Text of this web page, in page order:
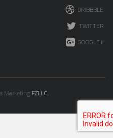
DRIBBBLE
TWITTER
GOOGLE+
MarketingFZLLC.